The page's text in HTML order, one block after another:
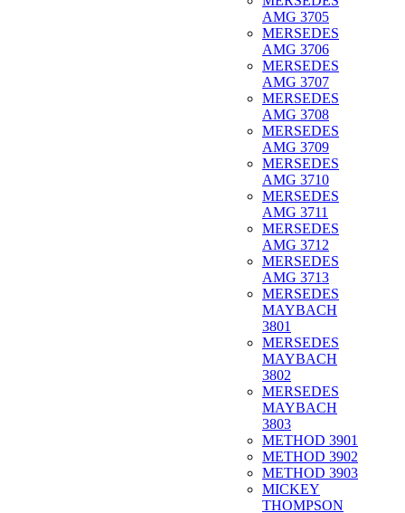
AMG 3705
MERSEDES
AMG 3706
MERSEDES
AMG 3707
MERSEDES
AMG 3708
MERSEDES
AMG 3709
MERSEDES
AMG 3710
MERSEDES
AMG 3711
MERSEDES
AMG 3712
MERSEDES
AMG 3713
MERSEDES
MAYBACH
3801
MERSEDES
MAYBACH
3802
MERSEDES
MAYBACH
3803
METHOD 3901
METHOD 3902
METHOD 3903
MICKEY
THOMPSON